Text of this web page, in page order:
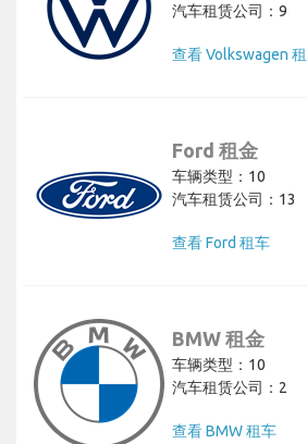
汽车租赁公司：9
查看 Volkswagen
Ford 租金
车辆类型：10
汽车租赁公司：13
查看 Ford 租车
BMW 租金
车辆类型：10
汽车租赁公司：2
查看 BMW 租车